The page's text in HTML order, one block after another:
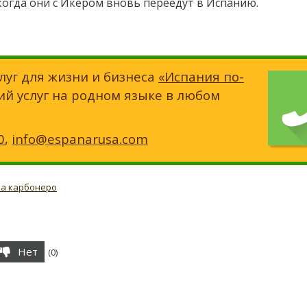
для жизни и бизнеса «Испания по-
услуг на родном языке в любом
, info@espanarusa.com
карбонеро
Нет (0)